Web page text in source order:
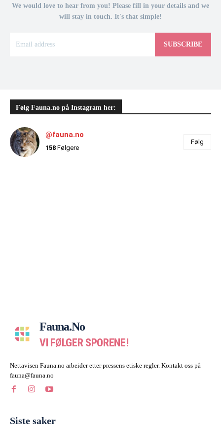
We would love to hear from you! Please fill in your details and we
will stay in touch. It's that simple!
SUBSCRIBE
Følg Fauna.no på Instagram her:
@fauna.no
158 Følgere
Følg
Fauna.no
VI FØLGER SPORENE!
Nettavisen Fauna.no arbeider etter pressens etiske regler. Kontakt oss på
fauna@fauna.no
Siste saker